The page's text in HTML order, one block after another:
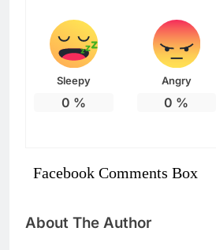
Sleepy
0 %
Angry
0 %
Facebook Comments Box
About The Author